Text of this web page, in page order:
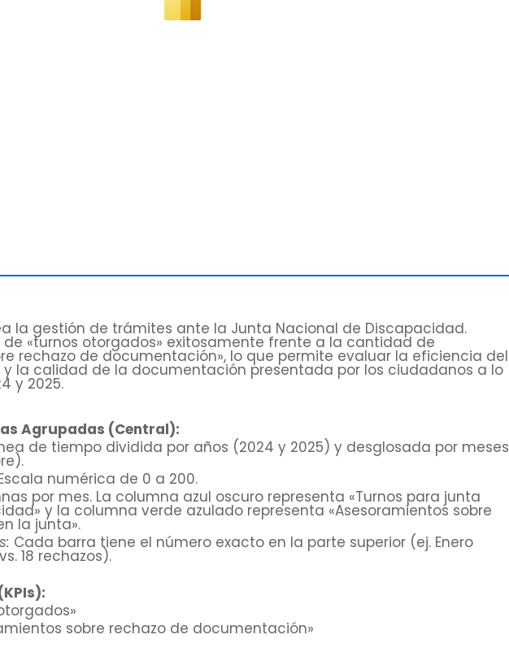
la gestión de trámites ante la Junta Nacional de Discapacidad.
«turnos otorgados» exitosamente frente a la cantidad de
rechazo de documentación», lo que permite evaluar la eficiencia del
la calidad de la documentación presentada por los ciudadanos a lo
y 2025.
Agrupadas (Central):
de tiempo dividida por años (2024 y 2025) y desglosada por meses
numérica de 0 a 200.
por mes. La columna azul oscuro representa «Turnos para junta
y la columna verde azulado representa «Asesoramientos sobre
la junta».
Cada barra tiene el número exacto en la parte superior (ej. Enero
18 rechazos).
sobre rechazo de documentación»